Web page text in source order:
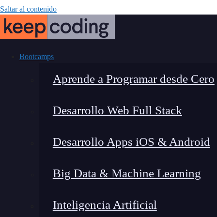
Saltar al contenido
Bootcamps
Aprende a Programar desde Cero
Desarrollo Web Full Stack
Desarrollo Apps iOS & Android
Big Data & Machine Learning
Inteligencia Artificial
Simplifica el
claves para